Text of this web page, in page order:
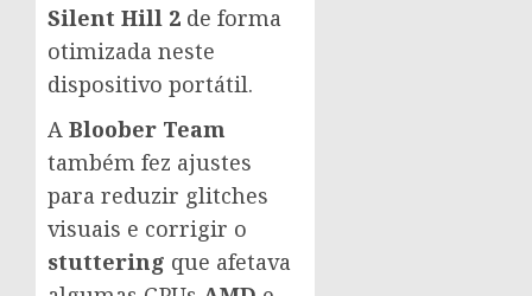
Silent Hill 2 de forma
otimizada neste
dispositivo portátil.
A Bloober Team
também fez ajustes
para reduzir glitches
visuais e corrigir o
stuttering que afetava